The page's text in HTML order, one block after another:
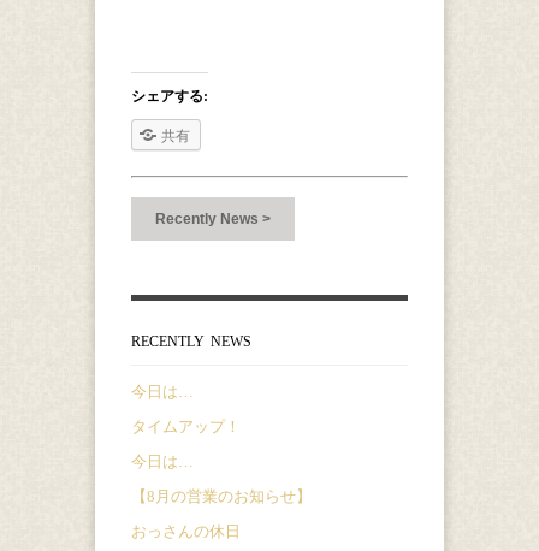
シェアする:
共有
Recently News >
RECENTLY NEWS
今日は…
タイムアップ！
今日は…
【8月の営業のお知らせ】
おっさんの休日